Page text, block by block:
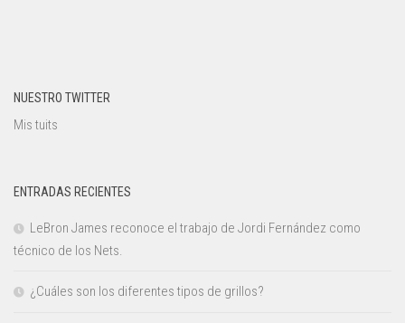
NUESTRO TWITTER
Mis tuits
ENTRADAS RECIENTES
LeBron James reconoce el trabajo de Jordi Fernández como
técnico de los Nets.
¿Cuáles son los diferentes tipos de grillos?